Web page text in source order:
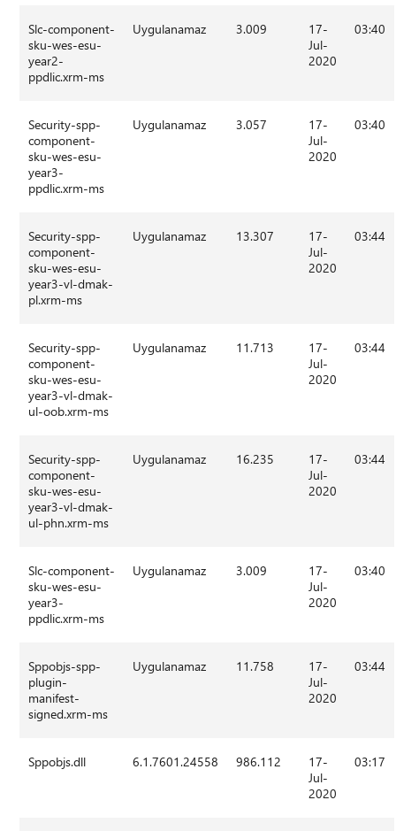
Slc-component-
sku-wes-esu-
year2-
ppdlic.xrm-ms
Uygulanamaz 3.009
17-
Jul-
2020
03:40
Security-spp-
component-
sku-wes-esu-
year3-
ppdlic.xrm-ms
Uygulanamaz 3.057
17-
Jul-
2020
03:40
Security-spp-
component-
sku-wes-esu-
year3-vl-dmak-
pl.xrm-ms
Uygulanamaz 13.307
17-
Jul-
2020
03:44
Security-spp-
component-
sku-wes-esu-
year3-vl-dmak-
ul-oob.xrm-ms
Uygulanamaz 11.713
17-
Jul-
2020
03:44
Security-spp-
component-
sku-wes-esu-
year3-vl-dmak-
ul-phn.xrm-ms
Uygulanamaz 16.235
17-
Jul-
2020
03:44
Slc-component-
sku-wes-esu-
year3-
ppdlic.xrm-ms
Uygulanamaz 3.009
17-
Jul-
2020
03:40
Sppobjs-spp-
plugin-
manifest-
signed.xrm-ms
Uygulanamaz 11.758
17-
Jul-
2020
03:44
Sppobjs.dll 6.1.7601.24558 986.112
17-
Jul-
2020
03:17